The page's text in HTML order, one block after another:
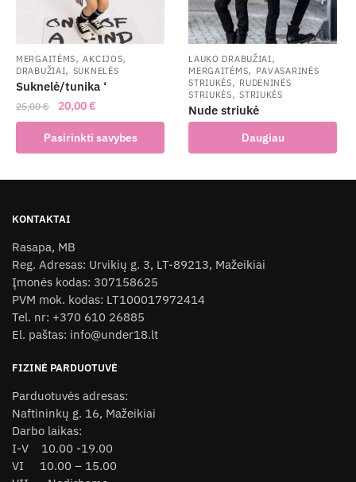
chosen
the
product
page
chosen
on
the
product
page
MERGAITĖMS,AKCIJOS,
DRABUŽIAI, SUKNELĖS
Suknelė/tunika ‘
25,00€
Original
price
was:
25,00 €.
20,00€
price
is:
20,00 €.
Pasirinkti savybes
product
The
options
may
be
chosen
on
the
product
LAUKO DRABUŽIAI,
MERGAITĖMS, PAVASARINĖS
STRIUKĖS, RUDENINĖS
STRIUKĖS,STRIUKĖS
Nude striukė
Daugiau
KONTAKTAI
Rasapa, MB
Reg. Adresas: Urvikių g. 3, LT-89213, Mažeikiai
Įmonės kodas: 307158625
PVM mok. kodas: LT100017972414
Tel. nr: +370 610 26885
El. paštas: info@under18.lt
FIZINĖ PARDUOTUVĖ
Parduotuvės adresas:
Naftininkų g. 16, Mažeikiai
Darbo laikas:
I-V 10.00 -19.00
VI 10.00 – 15.00